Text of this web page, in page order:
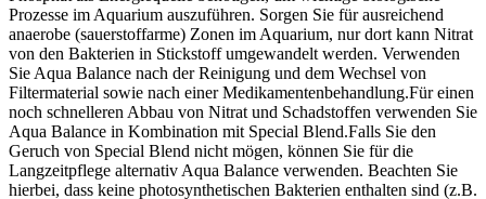
Prozesse im Aquarium auszuführen. Sorgen Sie für ausreichend
anaerobe (sauerstoffarme) Zonen im Aquarium, nur dort kann Nitrat
von den Bakterien in Stickstoff umgewandelt werden. Verwenden
Sie Aqua Balance nach der Reinigung und dem Wechsel von
Filtermaterial sowie nach einer Medikamentenbehandlung.Für einen
noch schnelleren Abbau von Nitrat und Schadstoffen verwenden Sie
Aqua Balance in Kombination mit Special Blend.Falls Sie den
Geruch von Special Blend nicht mögen, können Sie für die
Langzeitpflege alternativ Aqua Balance verwenden. Beachten Sie
hierbei, dass keine photosynthetischen Bakterien enthalten sind (z.B.